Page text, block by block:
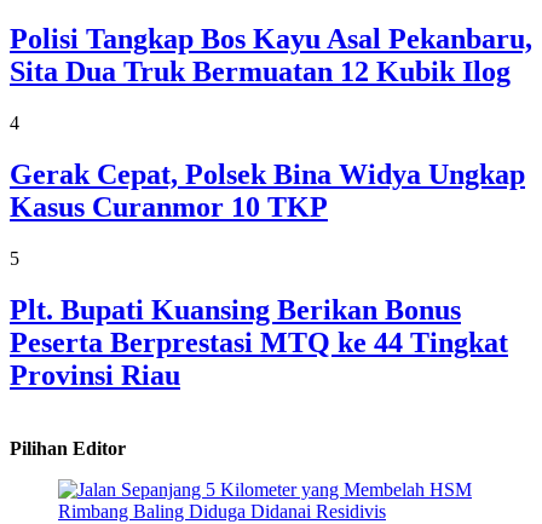
Polisi Tangkap Bos Kayu Asal Pekanbaru,
Sita Dua Truk Bermuatan 12 Kubik Ilog
4
Gerak Cepat, Polsek Bina Widya Ungkap
Kasus Curanmor 10 TKP
5
Plt. Bupati Kuansing Berikan Bonus
Peserta Berprestasi MTQ ke 44 Tingkat
Provinsi Riau
Pilihan Editor